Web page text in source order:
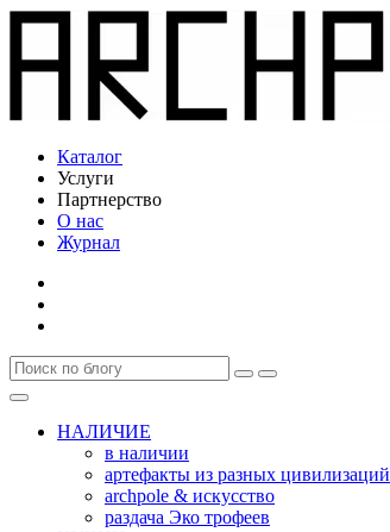
Каталог
Услуги
Партнерство
О нас
Журнал
НАЛИЧИЕ
в наличии
артефакты из разных цивилизаций
archpole & искусство
раздача Эко трофеев